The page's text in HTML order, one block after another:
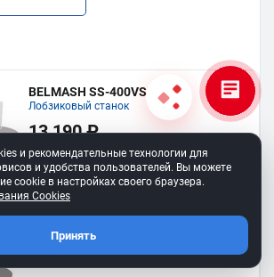
BELMASH SS-400VS
Лобзиковый станок
13 190 ₽
В корзину
530VSP
34 990 ₽
и рекомендательные технологии для
и удобства пользователей. Вы можете
cookie в настройках своего браузера.
Cookies
Принять